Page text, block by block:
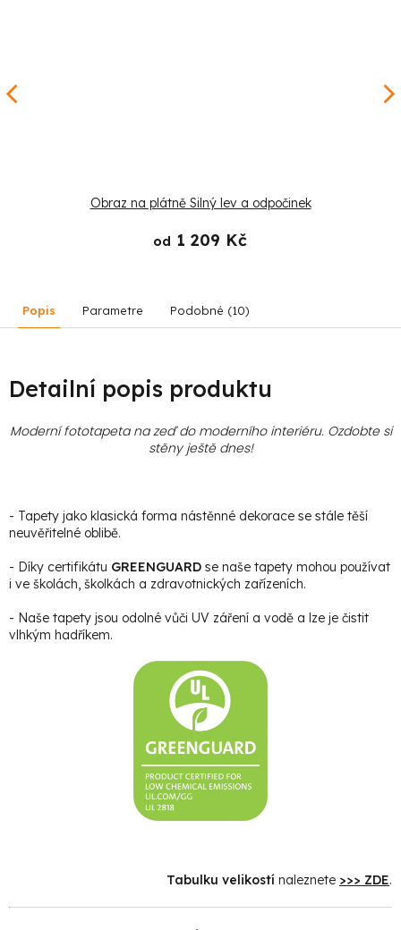
Obraz na plátně Silný lev a odpočinek
od 1 209 Kč
Popis Parametre Podobné (10)
Detailní popis produktu
Moderní fototapeta na zeď do moderního interiéru. Ozdobte si
stěny ještě dnes!
- Tapety jako klasická forma nástěnné dekorace se stále těší
neuvěřitelné oblibě.
- Díky certifikátu GREENGUARD se naše tapety mohou používat
i ve školách, školkách a zdravotnických zařízeních.
- Naše tapety jsou odolné vůči UV záření a vodě a lze je čistit
vlhkým hadříkem.
Tabulku velikostí naleznete >>> ZDE.